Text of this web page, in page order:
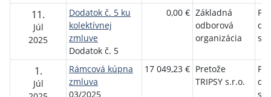
11.
Júl
2025
Dodatok č. 5 ku
kolektívnej
zmluve
Dodatok č. 5
0,00 € Základná
odborová
organizácia
1.
Júl
Rámcová kúpna
zmluva
03/2025
17 049,23 € Pretože
TRIPSY s.r.o.